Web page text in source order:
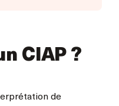
CIAP ?
de